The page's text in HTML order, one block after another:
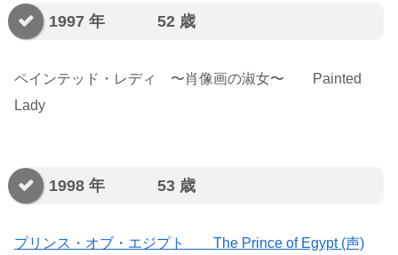
1997 年 52 歳
ペインテッド・レディ 〜肖像画の淑女〜 Painted
Lady
1998 年 53 歳
プリンス・オブ・エジプト The Prince of Egypt (声)